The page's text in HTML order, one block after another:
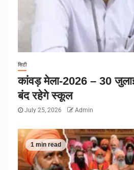
सिटी
कांवड़ मेला-2026 – 30
बंद रहेगे स्कूल
July 25, 2026 Admin
1 min read